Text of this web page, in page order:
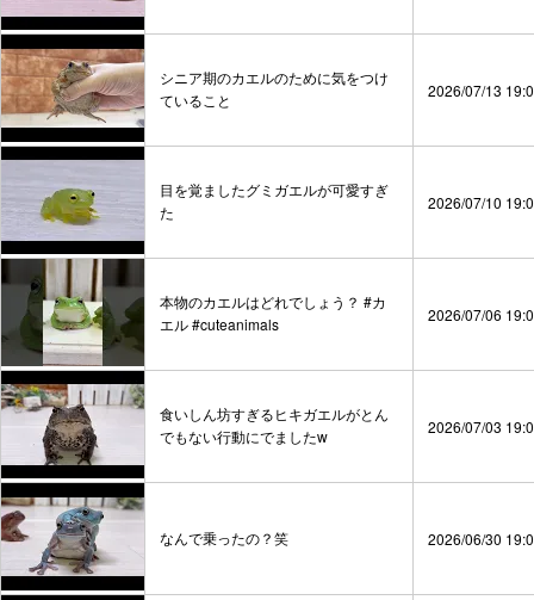
シニア期のカエルのために気をつけ
ていること
2026/07/13
目を覚ましたグミガエルが可愛すぎ
た
2026/07/10
本物のカエルはどれでしょう？ #カ
エル #cuteanimals
2026/07/06
食いしん坊すぎるヒキガエルがとん
でもない行動にでましたw
2026/07/03
なんで乗ったの？笑 2026/06/30